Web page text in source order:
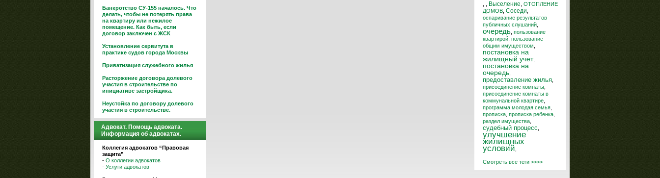
Банкротство СУ-155 началось. Что
делать, чтобы не потерять права
на квартиру или нежилое
помещение. Как быть, если
договор заключен с ЖСК
Установление сервитута в
практике судов города Москвы
Приватизация служебного жилья
Расторжение договора долевого
участия в строительстве по
инициативе застройщика.
Неустойка по договору долевого
участия в строительстве.
Адвокат. Помощь адвоката.
Информация об адвокатах.
Коллегия адвокатов “Правовая
защита”
- О коллегии адвокатов
- Услуги адвокатов
Выселение ОТОПЛЕНИЕ
ДОМОВ Соседи
оспаривание результатов
публичных слушаний
очередь пользование
квартирой пользование
общим имуществом
постановка на
жилищный учет,
постановка на
очередь
предоставление жилья
присоединение комнаты
присоединение комнаты в
коммунальной квартире
программа молодая семья
прописка прописка ребенка
раздел имущества
судебный процесс
улучшение
жилищных
условий
Смотреть все теги >>>>